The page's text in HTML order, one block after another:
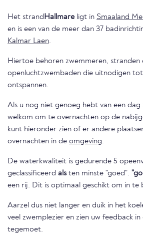
Het strandHallmare ligt in Smaaland
en is een van de meer dan 37
Kalmar Laen.
Hiertoe behoren zwemmeren, stranden
openluchtzwembaden die uitnodigen
ontspannen.
Als u nog niet genoeg hebt van een dag
welkom om te overnachten op de
kunt hieronder zien of er andere
overnachten in de omgeving.
De waterkwaliteit is gedurende 5
geclassificeerd alsten minste "goed".
een rij. Dit is optimaal geschikt om in te
Aarzel dus niet langer en duik in het
veel zwemplezier en zien uw feedback in
tegemoet.